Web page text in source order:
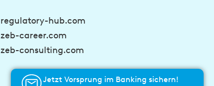
regulatory-hub.com
zeb-career.com
zeb-consulting.com
Jetzt Vorsprung im Banking sichern!